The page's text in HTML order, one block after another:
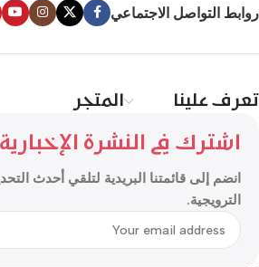
روابط التواصل الاجتماعي
تعرف علينا المتجر
اشترك في النشرة الإخبارية
انضم إلى قائمتنا البريدية لتلقي أحدث
الترويجية.